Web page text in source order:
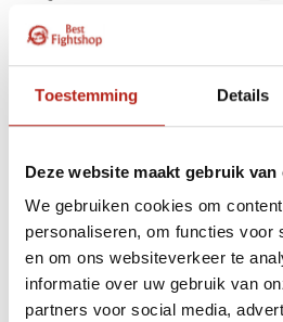
Toestemming Details
Deze website maakt gebruik van
We gebruiken cookies om
personaliseren, om functies voor
en om ons websiteverkeer te
informatie over uw gebruik van
partners voor social media,
Apply filters
Axis
handbeschermers